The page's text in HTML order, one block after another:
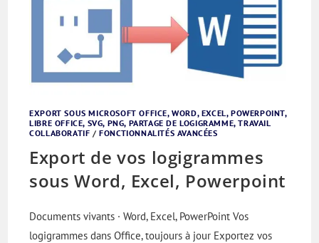
EXPORT SOUS MICROSOFT OFFICE, WORD, EXCEL, POWERPOINT,
LIBRE OFFICE, SVG, PNG, PARTAGE DE LOGIGRAMME, TRAVAIL
COLLABORATIF /FONCTIONNALITÉS AVANCÉES
Export de vos logigrammes
sous Word, Excel, Powerpoint
Documents vivants · Word, Excel, PowerPoint Vos
logigrammes dans Office, toujours à jour Exportez vos